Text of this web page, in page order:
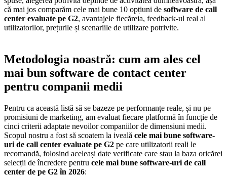
că mai jos comparăm cele mai bune 10 opțiuni de software de call
center evaluate pe G2, avantajele fiecăreia, feedback-ul real al
utilizatorilor, prețurile și scenariile de utilizare potrivite.
Metodologia noastră: cum am ales cel
mai bun software de contact center
pentru companii medii
Pentru ca această listă să se bazeze pe performanțe reale, și nu pe
promisiuni de marketing, am evaluat fiecare platformă în funcție de
cinci criterii adaptate nevoilor companiilor de dimensiuni medii.
Scopul nostru a fost să scoatem la iveală cele mai bune software-
uri de call center evaluate pe G2 pe care utilizatorii reali le
recomandă, folosind aceleași date verificate care stau la baza oricărei
selecții de încredere pentru cele mai bune software-uri de call
center de pe G2 în 2026: